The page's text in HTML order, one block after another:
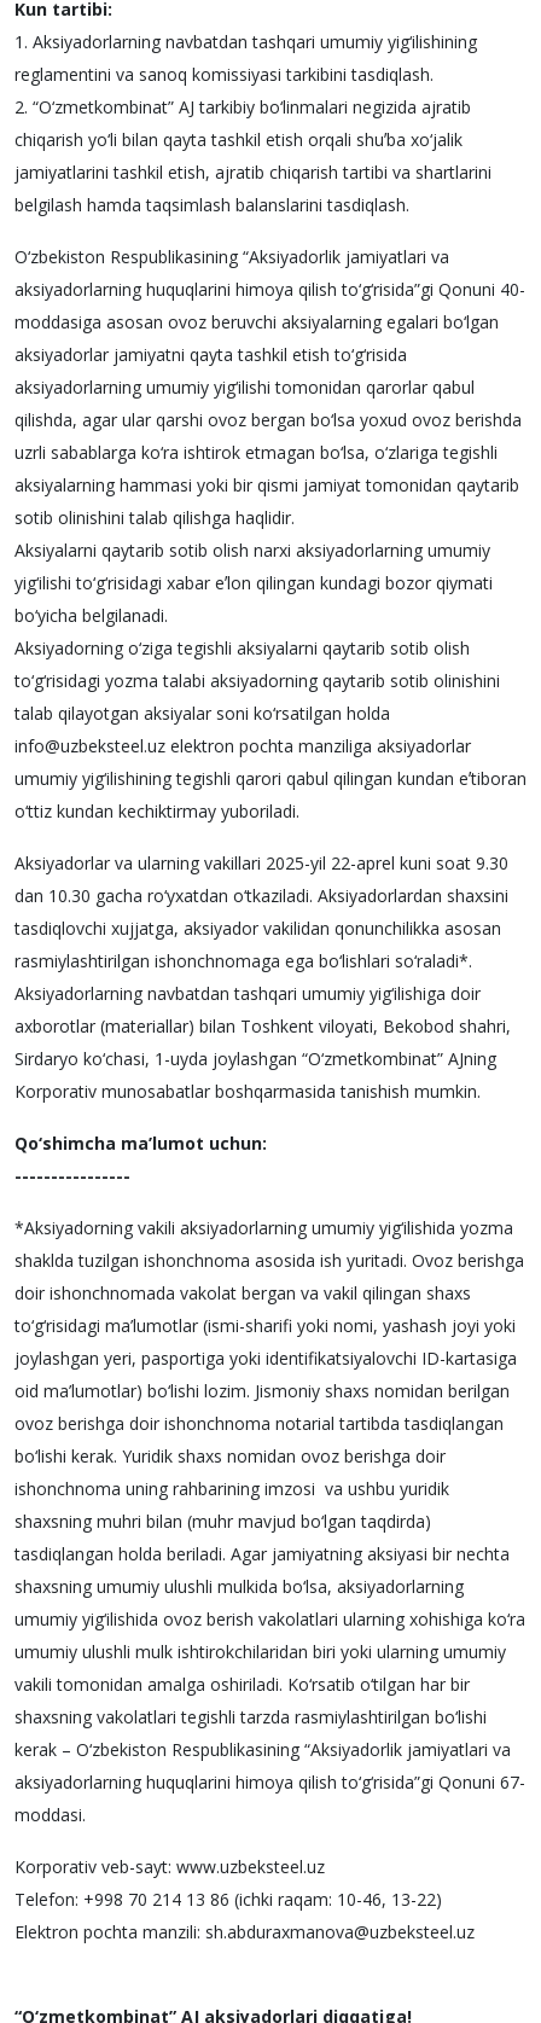
Kun tartibi:
1. Aksiyadorlarning navbatdan tashqari umumiy yig‘ilishining
reglamentini va sanoq komissiyasi tarkibini tasdiqlash.
2. “O‘zmetkombinat” AJ tarkibiy bo‘linmalari negizida ajratib
chiqarish yo‘li bilan qayta tashkil etish orqali shuʼba xo‘jalik
jamiyatlarini tashkil etish, ajratib chiqarish tartibi va shartlarini
belgilash hamda taqsimlash balanslarini tasdiqlash.
O‘zbekiston Respublikasining “Aksiyadorlik jamiyatlari va
aksiyadorlarning huquqlarini himoya qilish to‘g‘risida”gi Qonuni 40-
moddasiga asosan ovoz beruvchi aksiyalarning egalari bo‘lgan
aksiyadorlar jamiyatni qayta tashkil etish to‘g‘risida
aksiyadorlarning umumiy yig‘ilishi tomonidan qarorlar qabul
qilishda, agar ular qarshi ovoz bergan bo‘lsa yoxud ovoz berishda
uzrli sabablarga ko‘ra ishtirok etmagan bo‘lsa, o‘zlariga tegishli
aksiyalarning hammasi yoki bir qismi jamiyat tomonidan qaytarib
sotib olinishini talab qilishga haqlidir.
Aksiyalarni qaytarib sotib olish narxi aksiyadorlarning umumiy
yig‘ilishi to‘g‘risidagi xabar eʼlon qilingan kundagi bozor qiymati
bo‘yicha belgilanadi.
Aksiyadorning o‘ziga tegishli aksiyalarni qaytarib sotib olish
to‘g‘risidagi yozma talabi aksiyadorning qaytarib sotib olinishini
talab qilayotgan aksiyalar soni ko‘rsatilgan holda
info@uzbeksteel.uz elektron pochta manziliga aksiyadorlar
umumiy yig‘ilishining tegishli qarori qabul qilingan kundan eʼtiboran
o‘ttiz kundan kechiktirmay yuboriladi.
Aksiyadorlar va ularning vakillari 2025-yil 22-aprel kuni soat 9.30
dan 10.30 gacha ro‘yxatdan o‘tkaziladi. Aksiyadorlardan shaxsini
tasdiqlovchi xujjatga, aksiyador vakilidan qonunchilikka asosan
rasmiylashtirilgan ishonchnomaga ega bo‘lishlari so‘raladi*.
Aksiyadorlarning navbatdan tashqari umumiy yig‘ilishiga doir
axborotlar (materiallar) bilan Toshkent viloyati, Bekobod shahri,
Sirdaryo ko‘chasi, 1-uyda joylashgan “O‘zmetkombinat” AJning
Korporativ munosabatlar boshqarmasida tanishish mumkin.
Qo‘shimcha ma’lumot uchun:
----------------
*Aksiyadorning vakili aksiyadorlarning umumiy yig‘ilishida yozma
shaklda tuzilgan ishonchnoma asosida ish yuritadi. Ovoz berishga
doir ishonchnomada vakolat bergan va vakil qilingan shaxs
to‘g‘risidagi ma’lumotlar (ismi-sharifi yoki nomi, yashash joyi yoki
joylashgan yeri, pasportiga yoki identifikatsiyalovchi ID-kartasiga
oid ma’lumotlar) bo‘lishi lozim. Jismoniy shaxs nomidan berilgan
ovoz berishga doir ishonchnoma notarial tartibda tasdiqlangan
bo‘lishi kerak. Yuridik shaxs nomidan ovoz berishga doir
ishonchnoma uning rahbarining imzosi va ushbu yuridik
shaxsning muhri bilan (muhr mavjud bo‘lgan taqdirda)
tasdiqlangan holda beriladi. Agar jamiyatning aksiyasi bir nechta
shaxsning umumiy ulushli mulkida bo‘lsa, aksiyadorlarning
umumiy yig‘ilishida ovoz berish vakolatlari ularning xohishiga ko‘ra
umumiy ulushli mulk ishtirokchilaridan biri yoki ularning umumiy
vakili tomonidan amalga oshiriladi. Ko‘rsatib o‘tilgan har bir
shaxsning vakolatlari tegishli tarzda rasmiylashtirilgan bo‘lishi
kerak – O‘zbekiston Respublikasining “Aksiyadorlik jamiyatlari va
aksiyadorlarning huquqlarini himoya qilish to‘g‘risida”gi Qonuni 67-
moddasi.
Korporativ veb-sayt: www.uzbeksteel.uz
Telefon: +998 70 214 13 86 (ichki raqam: 10-46, 13-22)
Elektron pochta manzili: sh.abduraxmanova@uzbeksteel.uz
“O‘zmetkombinat” AJ aksiyadorlari diqqatiga!